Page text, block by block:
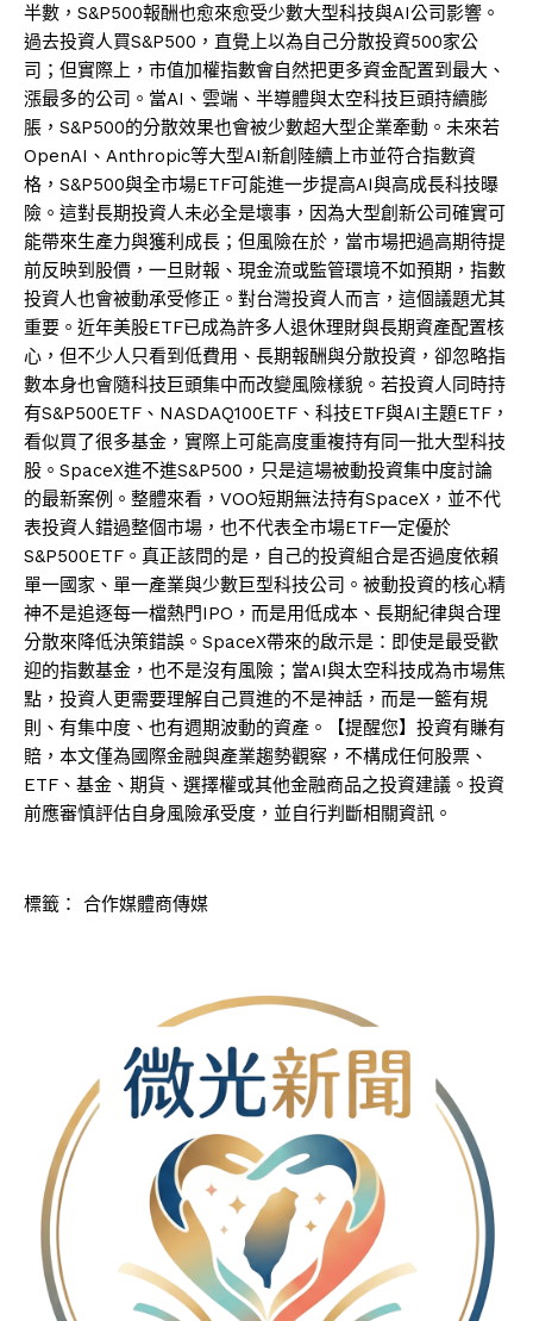
半數，S&P500報酬也愈來愈受少數大型科技與AI公司影響。
過去投資人買S&P500，直覺上以為自己分散投資500家公
司；但實際上，市值加權指數會自然把更多資金配置到最大、
漲最多的公司。當AI、雲端、半導體與太空科技巨頭持續膨
脹，S&P500的分散效果也會被少數超大型企業牽動。未來若
OpenAI、Anthropic等大型AI新創陸續上市並符合指數資
格，S&P500與全市場ETF可能進一步提高AI與高成長科技曝
險。這對長期投資人未必全是壞事，因為大型創新公司確實可
能帶來生產力與獲利成長；但風險在於，當市場把過高期待提
前反映到股價，一旦財報、現金流或監管環境不如預期，指數
投資人也會被動承受修正。對台灣投資人而言，這個議題尤其
重要。近年美股ETF已成為許多人退休理財與長期資產配置核
心，但不少人只看到低費用、長期報酬與分散投資，卻忽略指
數本身也會隨科技巨頭集中而改變風險樣貌。若投資人同時持
有S&P500ETF、NASDAQ100ETF、科技ETF與AI主題ETF，
看似買了很多基金，實際上可能高度重複持有同一批大型科技
股。SpaceX進不進S&P500，只是這場被動投資集中度討論
的最新案例。整體來看，VOO短期無法持有SpaceX，並不代
表投資人錯過整個市場，也不代表全市場ETF一定優於
S&P500ETF。真正該問的是，自己的投資組合是否過度依賴
單一國家、單一產業與少數巨型科技公司。被動投資的核心精
神不是追逐每一檔熱門IPO，而是用低成本、長期紀律與合理
分散來降低決策錯誤。SpaceX帶來的啟示是：即使是最受歡
迎的指數基金，也不是沒有風險；當AI與太空科技成為市場焦
點，投資人更需要理解自己買進的不是神話，而是一籃有規
則、有集中度、也有週期波動的資產。【提醒您】投資有賺有
賠，本文僅為國際金融與產業趨勢觀察，不構成任何股票、
ETF、基金、期貨、選擇權或其他金融商品之投資建議。投資
前應審慎評估自身風險承受度，並自行判斷相關資訊。
標籤： 合作媒體商傳媒